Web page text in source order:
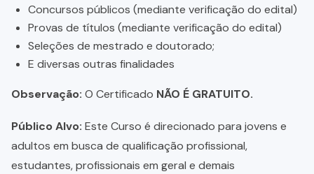
Concursos públicos (mediante verificação do edital)
Provas de títulos (mediante verificação do edital)
Seleções de mestrado e doutorado;
E diversas outras finalidades
Observação: O Certificado NÃO É GRATUITO.
Público Alvo: Este Curso é direcionado para jovens e
adultos em busca de qualificação profissional,
estudantes, profissionais em geral e demais